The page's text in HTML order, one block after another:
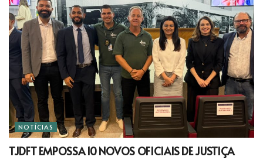
NOTÍCIAS
TJDFT EMPOSSA 10 NOVOS OFICIAIS DE JUSTIÇA